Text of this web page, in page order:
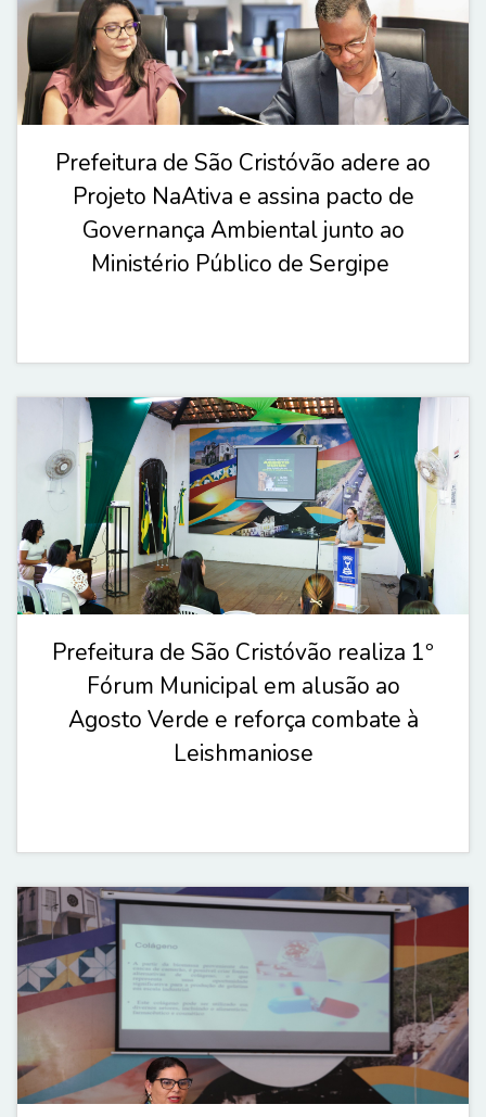
Prefeitura de São Cristóvão adere ao
Projeto NaAtiva e assina pacto de
Governança Ambiental junto ao
Ministério Público de Sergipe
Prefeitura de São Cristóvão realiza 1º
Fórum Municipal em alusão ao
Agosto Verde e reforça combate à
Leishmaniose